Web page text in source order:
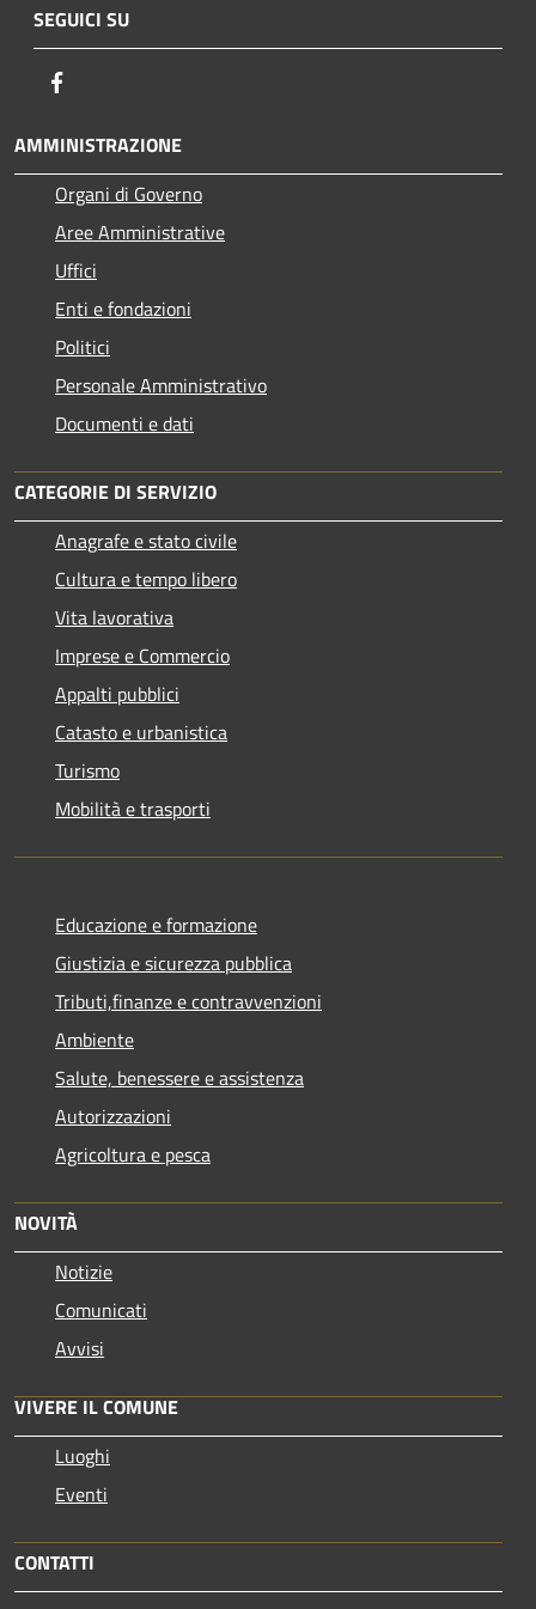
SEGUICI SU
AMMINISTRAZIONE
Organi di Governo
Aree Amministrative
Uffici
Enti e fondazioni
Politici
Personale Amministrativo
Documenti e dati
CATEGORIE DI SERVIZIO
Anagrafe e stato civile
Cultura e tempo libero
Vita lavorativa
Imprese e Commercio
Appalti pubblici
Catasto e urbanistica
Turismo
Mobilità e trasporti
Educazione e formazione
Giustizia e sicurezza pubblica
Tributi,finanze e contravvenzioni
Ambiente
Salute, benessere e assistenza
Autorizzazioni
Agricoltura e pesca
NOVITÀ
Notizie
Comunicati
Avvisi
VIVERE IL COMUNE
Luoghi
Eventi
CONTATTI